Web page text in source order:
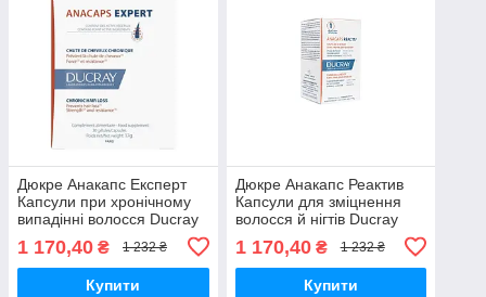
Дюкре Анакапс Експерт
Капсули при хронічному
випадінні волосся Ducray
Anacaps Expert, 30 капсул
1 170,40 ₴ 1 232 ₴
Купити
Дюкре Анакапс Реактив
Капсули для зміцнення
волосся й нігтів Ducray
Complement alimentaire 30
1 170,40₴ 1 232 ₴
Купити